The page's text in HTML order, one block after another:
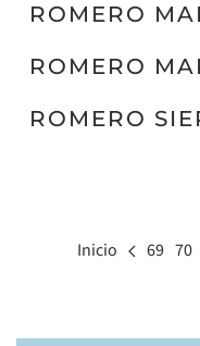
ROMERO
ROMERO
ROMERO
Inicio
69 70